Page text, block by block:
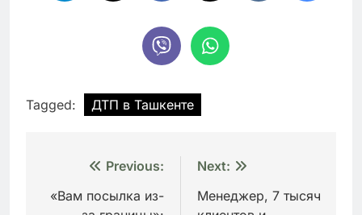
Tagged: ДТП в Ташкенте
Навигация
по
Previous:
«Вам посылка из-
Next:
Менеджер, 7 тысяч